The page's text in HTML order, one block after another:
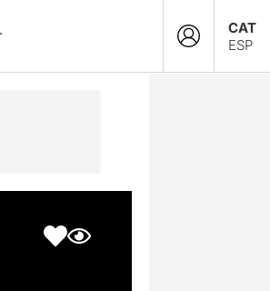
CAT
ESP